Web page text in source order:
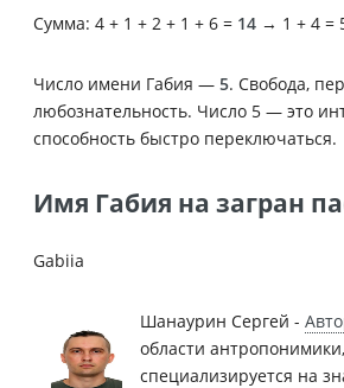
Сумма: 4 + 1 + 2 + 1 + 6 = 14 → 1 + 4 =
Число имени Габия — 5. Свобода,
любознательность. Число 5 — это
способность быстро переключаться.
Имя Габия на загран
Gabiia
Шанаурин Сергей -
области антропонимики,
специализируется на